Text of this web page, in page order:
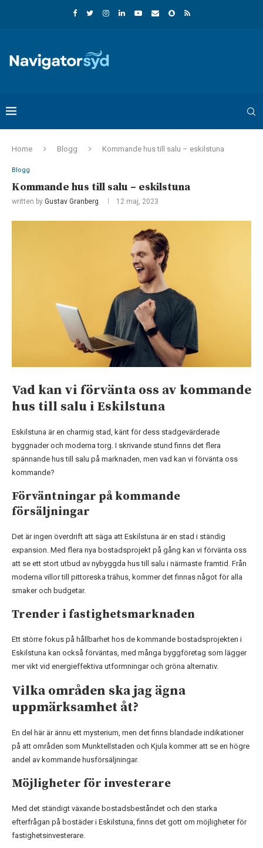
Home Blogg Kommande hus till salu – eskilstuna
Blogg
Kommande hus till salu – eskilstuna
written by Gustav Granberg 12 maj, 2023
Vad kan vi förvänta oss av kommande
hus till salu i Eskilstuna
Eskilstuna är en charmig stad, känt för dess stadgevärderade
byggnader och moderna torg. I skrivande stund finns det flera
spännande hus till salu på marknaden, men vad kan vi förvänta oss
kommande?
Förväntningar på kommande
försäljningar
Det är ingen överdrift att säga att Eskilstuna är en stad i ständig
expansion. Med flera nya bostadsprojekt på gång kan vi förvänta oss
att se ett stort utbud av nybyggda hus till salu i närmaste framtid. Från
moderna villor till pittoreska trähus, kommer det finnas något för alla
smaker och budgetar.
Trender i fastighetsmarknaden
Ett större fokus på hållbarhet hos de kommande bostadsprojekten i
Eskilstuna kan också förväntas, med många byggföretag som lägger
mer vikt vid energieffektiva utformningar och gröna alternativ.
Vilka områden ska jag ägna
uppmärksamhet åt?
En del här är ännu ett mysterium, men det finns blandade indikationer
på att områden som Munktellstaden och Kjula kommer att se en högre
andel av kommande husförsäljningar.
Möjligheter för investerare
Med det ständigt växande bostadsbeståndet och den starka
efterfrågan på bostäder i Eskilstuna, finns det gott om möjligheter för
fastighetsinvesterare.